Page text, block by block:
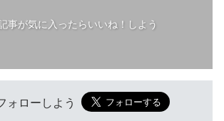
事が気に入ったらいいね！しよう
ォローしよう